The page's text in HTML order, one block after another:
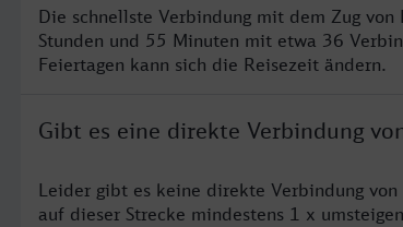
Die schnellste Verbindung mit dem Zug
Stunden und 55 Minuten mit etwa 36
Feiertagen kann sich die Reisezeit ändern.
Gibt es eine direkte Verbindung
Leider gibt es keine direkte Verbindung von
auf dieser Strecke mindestens 1 x